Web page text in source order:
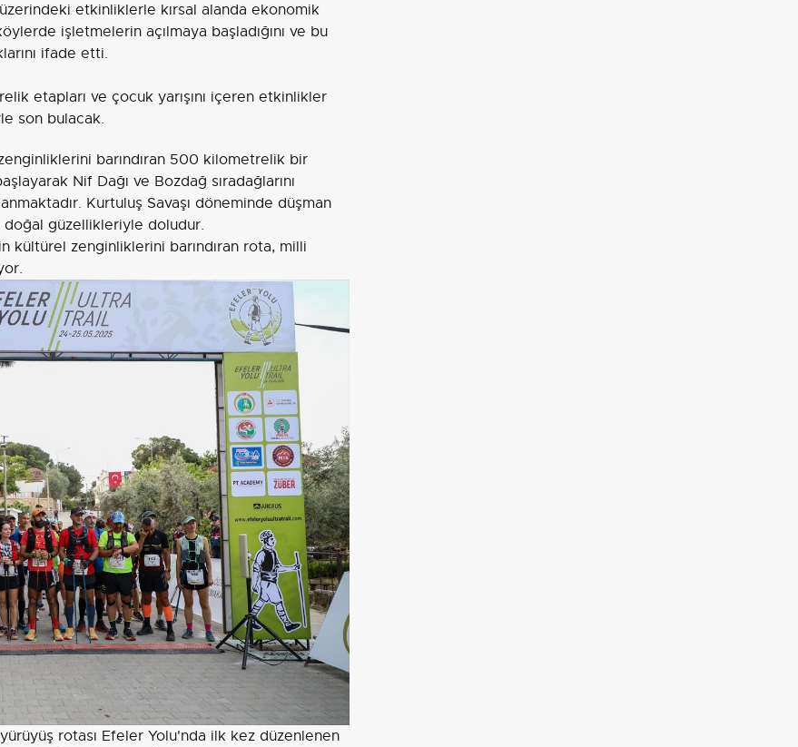
etkinliklerle kırsal alanda ekonomik
işletmelerin açılmaya başladığını ve bu
ifade etti.
etapları ve çocuk yarışını içeren etkinlikler
son bulacak.
barındıran 500 kilometrelik bir
Nif Dağı ve Bozdağ sıradağlarını
Kurtuluş Savaşı döneminde düşman
doğal güzellikleriyle doludur.
kültürel zenginliklerini barındıran rota, milli
rotası Efeler Yolu'nda ilk kez düzenlenen